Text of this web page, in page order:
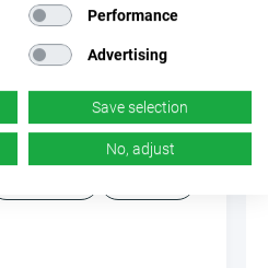
Performance
Advertising
Save selection
No, adjust